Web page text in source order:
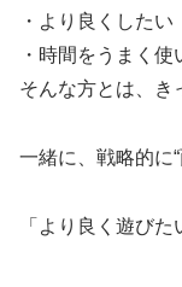
・より良くしたい
・時間をうまく使
そんな方とは、
一緒に、戦略的に
「より良く遊び